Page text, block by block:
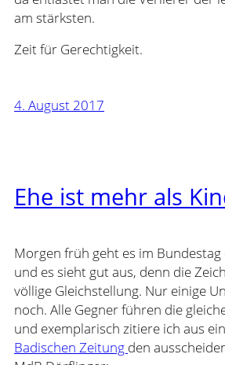
am stärksten.
Zeit für Gerechtigkeit.
4. August 2017
Ehe ist mehr als
Morgen früh geht es im Bundestag
und es sieht gut aus, denn die
völlige Gleichstellung. Nur einige
noch. Alle Gegner führen die
und exemplarisch zitiere ich aus
Badischen Zeitung den